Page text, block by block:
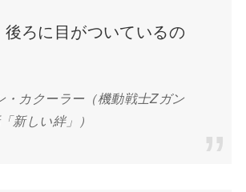
後ろに目がついているの
・カクーラー（機動戦士Zガン
新しい絆」）